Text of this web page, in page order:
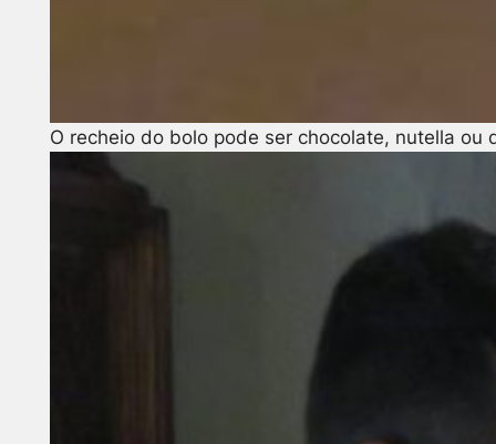
O recheio do bolo pode ser chocolate, nutella